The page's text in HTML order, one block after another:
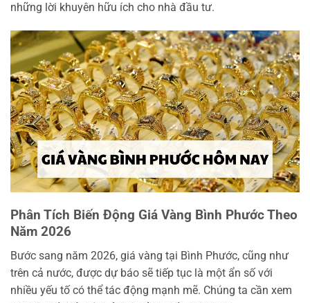
những lời khuyên hữu ích cho nhà đầu tư.
Phân Tích Biến Động Giá Vàng Bình Phước Theo
Năm 2026
Bước sang năm 2026, giá vàng tại Bình Phước, cũng như
trên cả nước, được dự báo sẽ tiếp tục là một ẩn số với
nhiều yếu tố có thể tác động mạnh mẽ. Chúng ta cần xem